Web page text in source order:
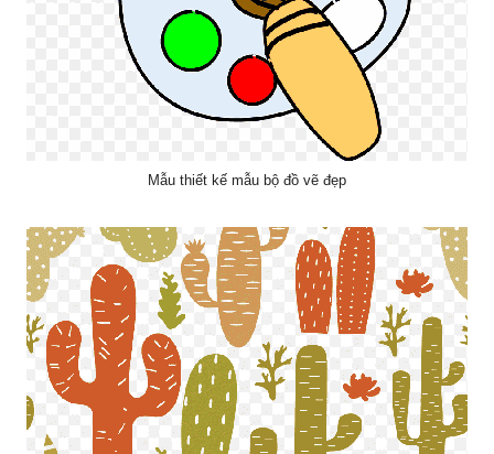
Mẫu thiết kế mẫu bộ đồ vẽ đẹp